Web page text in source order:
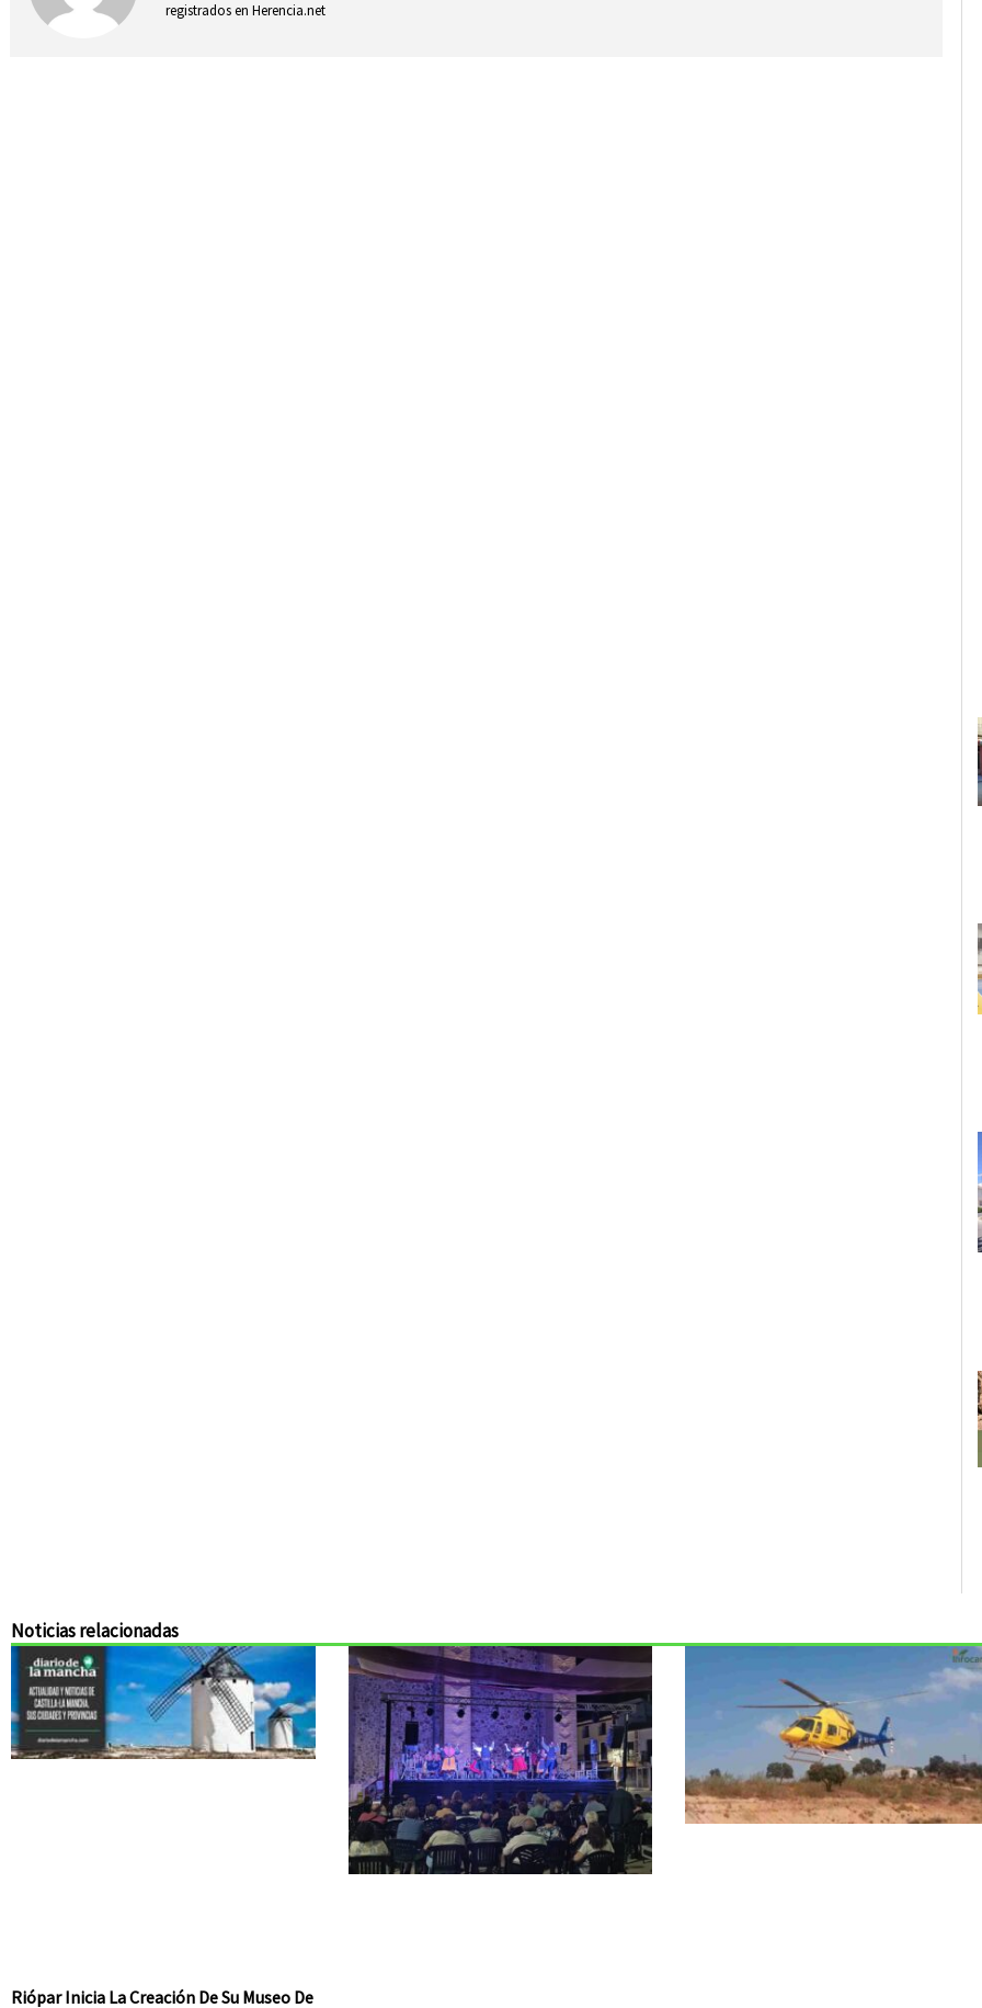
registrados en Herencia.net
Noticias relacionadas
Riópar Inicia La Creación De Su Museo De